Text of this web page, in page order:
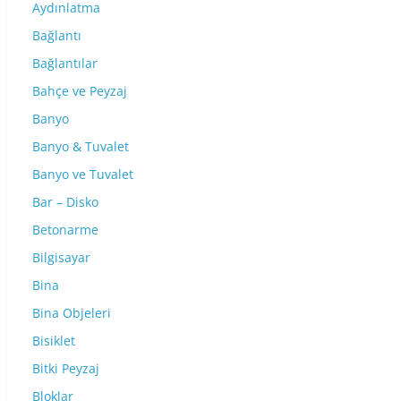
Aydınlatma
Bağlantı
Bağlantılar
Bahçe ve Peyzaj
Banyo
Banyo & Tuvalet
Banyo ve Tuvalet
Bar – Disko
Betonarme
Bilgisayar
Bina
Bina Objeleri
Bisiklet
Bitki Peyzaj
Bloklar